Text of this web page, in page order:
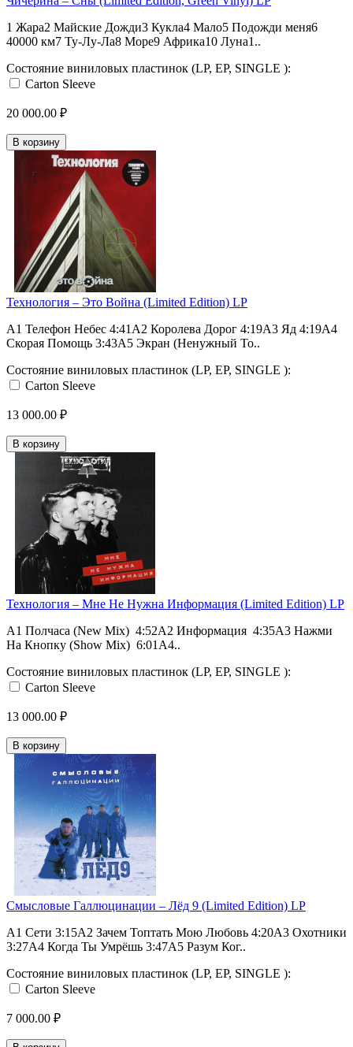
1 Жара2 Майские Дожди3 Кукла4 Мало5 Подожди меня6
40000 км7 Ту-Лу-Ла8 Море9 Африка10 Луна1..
Состояние виниловых пластинок (LP, EP, SINGLE ):
Carton Sleeve
20 000.00 ₽
В корзину
Технология – Это Война (Limited Edition) LP
A1 Телефон Небес 4:41A2 Королева Дорог 4:19A3 Яд 4:19A4
Скорая Помощь 3:43A5 Экран (Ненужный То..
Состояние виниловых пластинок (LP, EP, SINGLE ):
Carton Sleeve
13 000.00 ₽
В корзину
Технология – Мне Не Нужна Информация (Limited Edition) LP
A1 Полчаса (New Mix) 4:52A2 Информация 4:35A3 Нажми
На Кнопку (Show Mix) 6:01A4..
Состояние виниловых пластинок (LP, EP, SINGLE ):
Carton Sleeve
13 000.00 ₽
В корзину
Смысловые Галлюцинации – Лёд 9 (Limited Edition) LP
A1 Сети 3:15A2 Зачем Топтать Мою Любовь 4:20A3 Охотники
3:27A4 Когда Ты Умрёшь 3:47A5 Разум Ког..
Состояние виниловых пластинок (LP, EP, SINGLE ):
Carton Sleeve
7 000.00 ₽